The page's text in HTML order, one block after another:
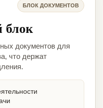
БЛОК ДОКУМЕНТОВ
блок
документов для
что держат